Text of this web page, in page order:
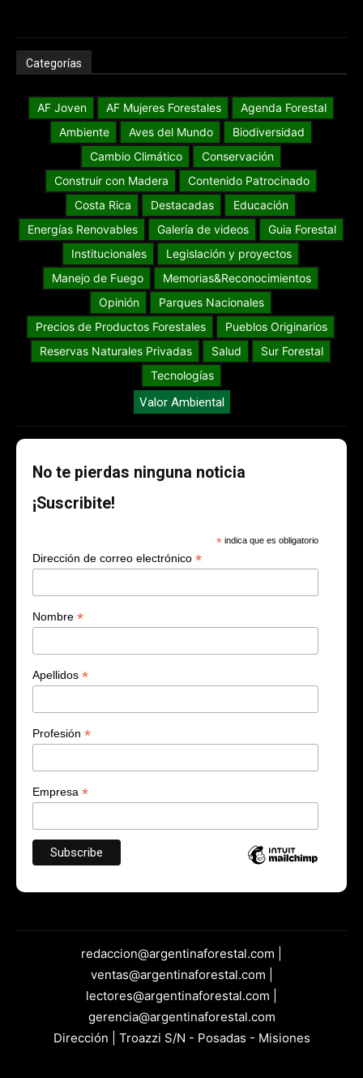
Categorías
AF Joven AF Mujeres Forestales
Agenda Forestal
Ambiente
Aves del Mundo
Biodiversidad
Cambio Climático
Conservación
Construir con Madera
Contenido Patrocinado
Costa Rica
Destacadas
Educación
Energías Renovables
Galería de videos
Guia Forestal
Institucionales
Legislación y proyectos
Manejo de Fuego
Memorias&Reconocimientos
Opinión
Parques Nacionales
Precios de Productos Forestales
Pueblos Originarios
Reservas Naturales Privadas
Salud
Sur Forestal
Tecnologías
Valor Ambiental
No te pierdas ninguna noticia
¡Suscribite!
* indica que es obligatorio
Dirección de correo electrónico *
Nombre *
Apellidos *
Profesión *
Empresa *
redaccion@argentinaforestal.com |
ventas@argentinaforestal.com |
lectores@argentinaforestal.com |
gerencia@argentinaforestal.com
Dirección | Troazzi S/N - Posadas - Misiones